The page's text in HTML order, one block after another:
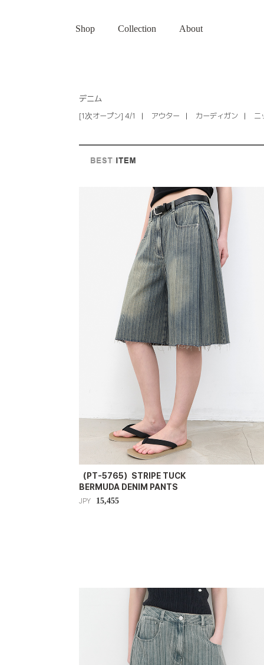
Shop Collection About
デニム
[1次オープン] 4/1 アウター カーディガン ニ
（PT-5765）STRIPE TUCK
BERMUDA DENIM PANTS
JPY 15,455